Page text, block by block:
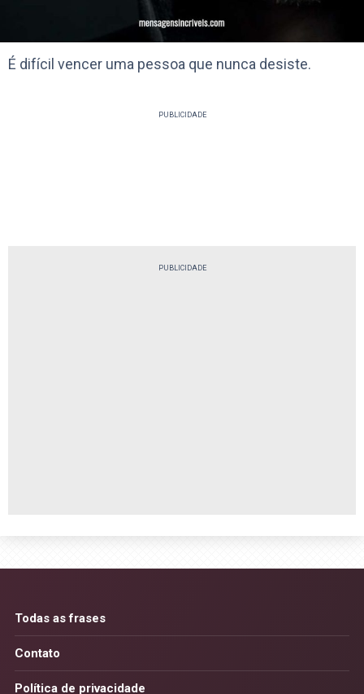
É difícil vencer uma pessoa que nunca desiste.
PUBLICIDADE
PUBLICIDADE
Todas as frases
Contato
Política de privacidade